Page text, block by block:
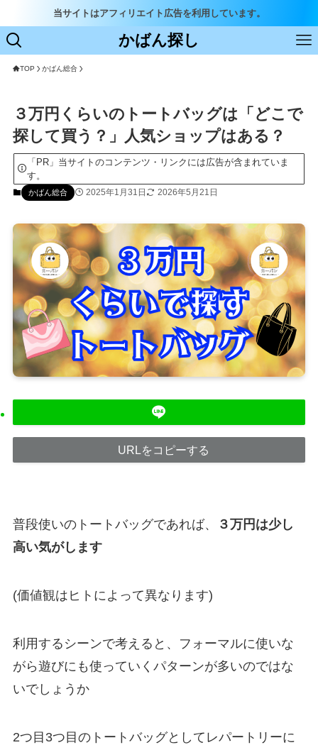
当サイトはアフィリエイト広告を利用しています。
かばん探し
TOP かばん総合
３万円くらいのトートバッグは「どこで
探して買う？」人気ショップはある？
「PR」当サイトのコンテンツ・リンクには広告が含まれていま
す。
かばん総合 2025年1月31日 2026年5月21日
URLをコピーする
普段使いのトートバッグであれば、
３万円は少し
高い気がします
(価値観はヒトによって異なります)
利用するシーンで考えると、フォーマルに使いな
がら遊びにも使っていくパターンが多いのではな
いでしょうか
2つ目3つ目のトートバッグとしてレパートリーに